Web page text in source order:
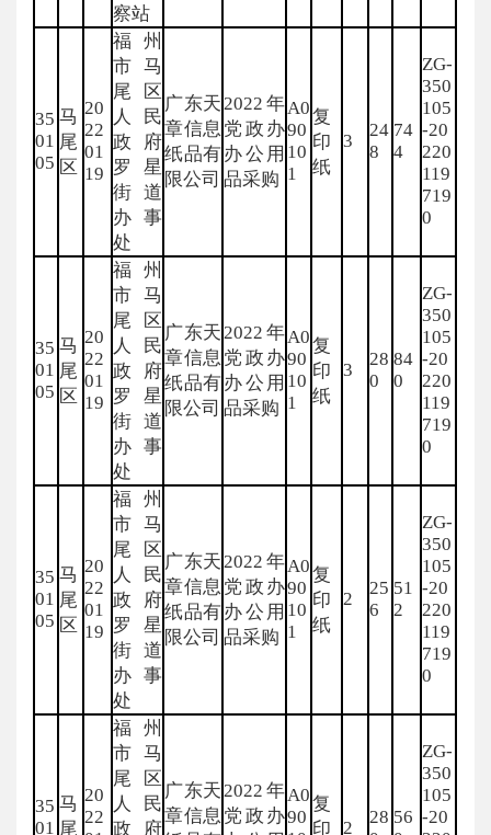
察站
35
01
05
马
尾
区
20
22
01
19
福州
市马
尾区
人民
政府
罗星
街道
办事
处
广东天
章信息
纸品有
限公司
2022年
党政办
办公用
品采购
A0
90
10
1
复
印
纸
3
24
8
74
4
ZG-
350
105
-20
220
119
719
0
35
01
05
马
尾
区
20
22
01
19
福州
市马
尾区
人民
政府
罗星
街道
办事
处
广东天
章信息
纸品有
限公司
2022年
党政办
办公用
品采购
A0
90
10
1
复
印
纸
3
28
0
84
0
ZG-
350
105
-20
220
119
719
0
35
01
05
马
尾
区
20
22
01
19
福州
市马
尾区
人民
政府
罗星
街道
办事
处
广东天
章信息
纸品有
限公司
2022年
党政办
办公用
品采购
A0
90
10
1
复
印
纸
2
25
6
51
2
ZG-
350
105
-20
220
119
719
0
35
01
马
尾
20
22
福州
市马
尾区
人民
政府
广东天
章信息
2022年
党政办
A0
90
复
印
2
28 56
ZG-
350
105
-20